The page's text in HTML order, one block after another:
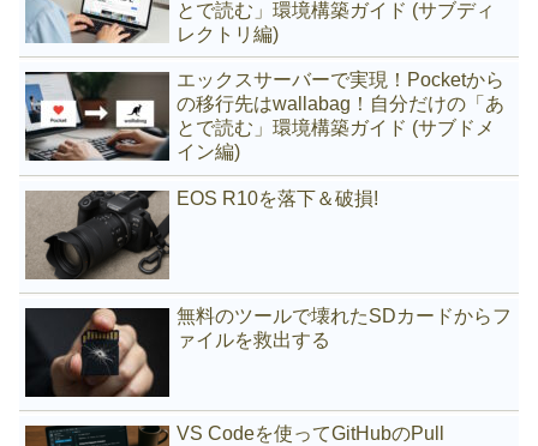
とで読む」環境構築ガイド (サブディ
レクトリ編)
エックスサーバーで実現！Pocketから
の移行先はwallabag！自分だけの「あ
とで読む」環境構築ガイド (サブドメ
イン編)
EOS R10を落下＆破損!
無料のツールで壊れたSDカードからフ
ァイルを救出する
VS Codeを使ってGitHubのPull